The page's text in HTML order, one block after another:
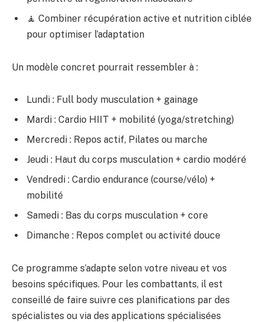
🧘 Combiner récupération active et nutrition ciblée
pour optimiser l’adaptation
Un modèle concret pourrait ressembler à :
Lundi : Full body musculation + gainage
Mardi : Cardio HIIT + mobilité (yoga/stretching)
Mercredi : Repos actif, Pilates ou marche
Jeudi : Haut du corps musculation + cardio modéré
Vendredi : Cardio endurance (course/vélo) +
mobilité
Samedi : Bas du corps musculation + core
Dimanche : Repos complet ou activité douce
Ce programme s’adapte selon votre niveau et vos
besoins spécifiques. Pour les combattants, il est
conseillé de faire suivre ces planifications par des
spécialistes ou via des applications spécialisées